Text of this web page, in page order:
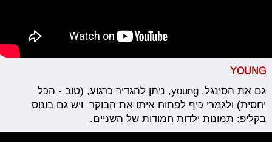
YOUNG
גם את הסינגל, young, ניתן להגדיר כרגוע, (טוב - הכל
יחסית) ולגמרי כיף לפתוח איתו את הבוקר ויש גם בונוס
בקליפ: תמונות ילדות חמודות של השניים.